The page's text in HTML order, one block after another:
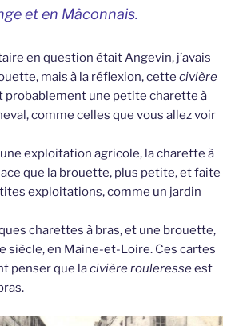
et en Mâconnais.
en question était Angevin, j’avais
mais à la réflexion, cette civière
probablement une petite charette à
comme celles que vous allez voir
une exploitation agricole, la charette à
que la brouette, plus petite, et faite
exploitations, comme un jardin
charettes à bras, et une brouette,
siècle, en Maine-et-Loire. Ces cartes
penser que lacivière rouleresseest